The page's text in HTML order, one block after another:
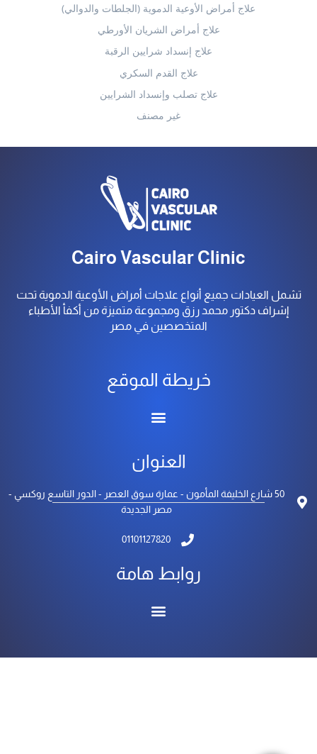
علاج أمراض الأوعية الدموية (الجلطات والدوالي)
علاج أمراض الشريان الأورطي
علاج إنسداد شرايين الرقبة
علاج القدم السكري
علاج تصلب وإنسداد الشرايين
غير مصنف
Cairo Vascular Clinic
تشمل العيادات جميع أنواع علاجات أمراض الأوعية الدموية تحت
إشراف دكتور محمد رزق ومجموعة متميزة من أكفأ الأطباء
المتخصصين في مصر
خريطة الموقع
العنوان
50 شارع الخليفة المأمون - عمارة سوق العصر - الدور التاسع روكسي -
مصر الجديدة
01101127820
روابط هامة